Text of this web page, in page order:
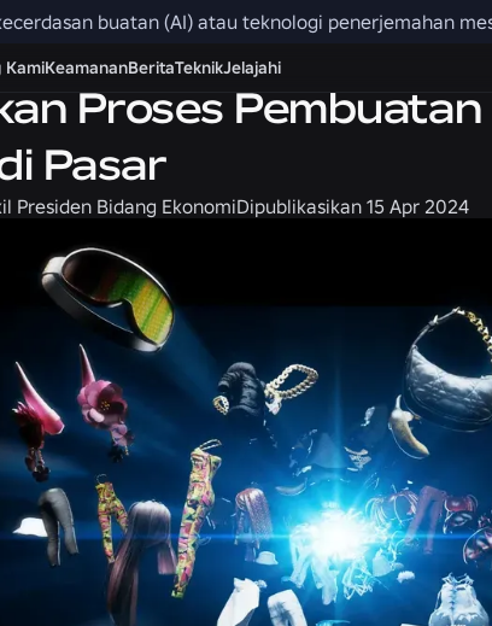
buatan (AI) atau teknologi penerjemahan
KamiKeamananBeritaTeknikJelajahi
Proses
Pasar
Presiden Bidang EkonomiDipublikasikan 15 Apr 2024